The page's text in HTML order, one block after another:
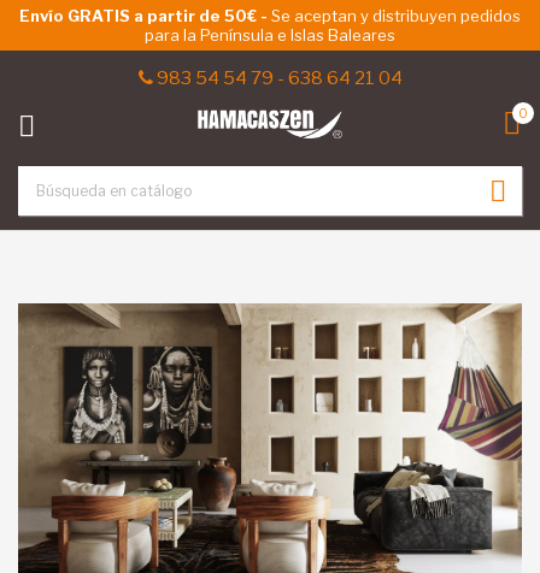
Envío GRATIS a partir de 50€ - Se aceptan y distribuyen pedidos
para la Península e Islas Baleares
983 54 54 79 - 638 64 21 04
 0